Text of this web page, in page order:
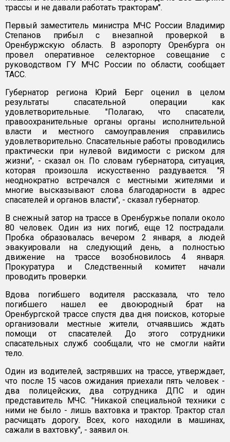
трассы и не давали работать тракторам".
Первый заместитель министра МЧС России Владимир
Степанов прибыл с внезапной проверкой в
Оренбуржскую область. В аэропорту Оренбурга он
провел оперативное селекторное совещание с
руководством ГУ МЧС России по области, сообщает
ТАСС.
Губернатор региона Юрий Берг оценил в целом
результаты спасательной операции как
удовлетворительные. "Полагаю, что спасатели,
правоохранительные органы органы исполнительной
власти и местного самоуправления справились
удовлетворительно. Спасательные работы проводились
практически при нулевой видимости с риском для
жизни", - сказал он. По словам губернатора, ситуация,
которая произошла искусственно раздувается. "Я
неоднократно встречался с местными жителями и
многие высказывают слова благодарности в адрес
спасателей и органов власти", - сказал губернатор.
В снежный затор на трассе в Оренбуржье попали около
80 человек. Один из них погиб, еще 12 пострадали.
Пробка образовалась вечером 2 января, а людей
эвакуировали на следующий день, а полностью
движение на трассе возобновилось 4 января.
Прокуратура и Следственный комитет начали
проводить проверки.
Вдова погибшего водителя рассказала, что тело
погибшего нашел ее двоюродный брат на
Оренбургской трассе спустя два дня поисков, которые
организовали местные жители, отчаявшись ждать
помощи от спасателей. До этого сотрудники
спасательных служб сообщали, что не смогли найти
тело.
Один из водителей, застрявших на трассе, утверждает,
что после 15 часов ожидания приехали пять человек -
два полицейских, два сотрудника ДПС и один
представитель МЧС. "Никакой специальной техники с
ними не было - лишь вахтовка и трактор. Трактор стал
расчищать дорогу. Всех, кого находили в машинах,
сажали в вахтовку", - заявил он.